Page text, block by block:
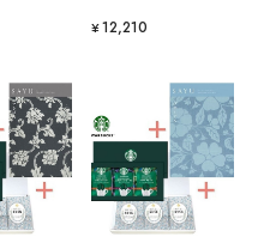
¥12,210